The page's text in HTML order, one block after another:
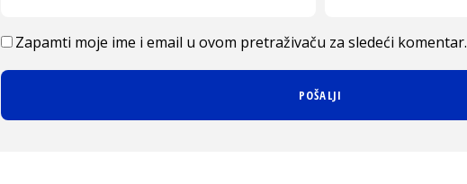
Zapamti moje ime i email u ovom pretraživaču za sledeći komentar.